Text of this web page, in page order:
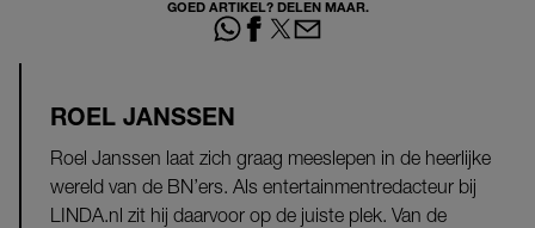
GOED ARTIKEL? DELEN MAAR.
ROEL JANSSEN
Roel Janssen laat zich graag meeslepen in de heerlijke
wereld van de BN’ers. Als entertainmentredacteur bij
LINDA.nl zit hij daarvoor op de juiste plek. Van de